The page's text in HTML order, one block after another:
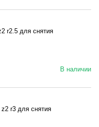
r2.5 для снятия
В наличии
r3 для снятия